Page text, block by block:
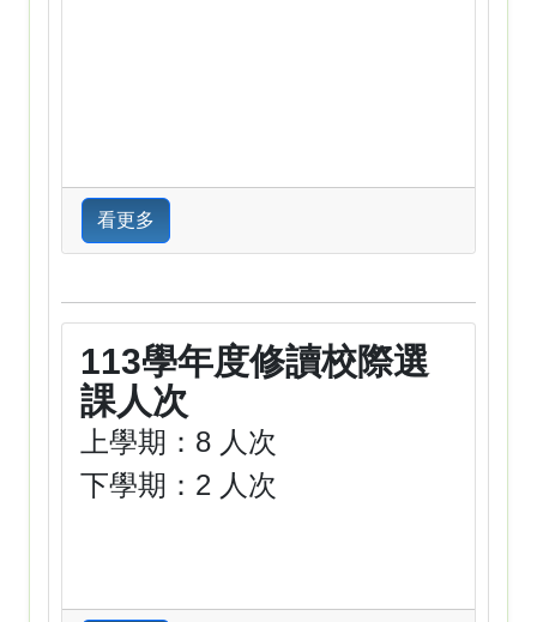
看更多
113學年度修讀校際選
課人次
上學期：8 人次
下學期：2 人次